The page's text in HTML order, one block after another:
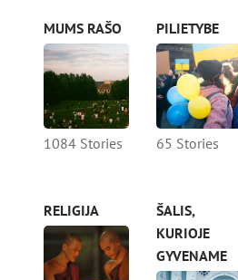
MUMS RAŠO
1084 Stories
PILIETYBE
65 Stories
RELIGIJA
ŠALIS,
KURIOJE
GYVENAME